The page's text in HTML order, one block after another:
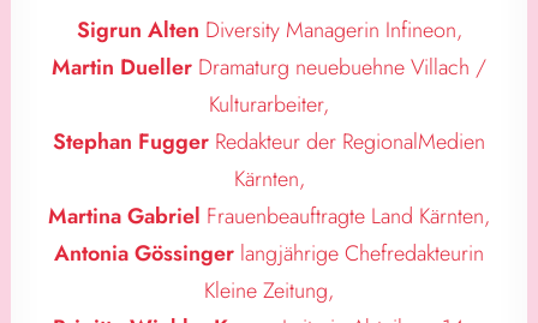
Sigrun Alten Diversity Managerin Infineon,
Martin Dueller Dramaturg neuebuehne Villach /
Kulturarbeiter,
Stephan Fugger Redakteur der RegionalMedien
Kärnten,
Martina Gabriel Frauenbeauftragte Land Kärnten,
Antonia Gössinger langjährige Chefredakteurin
Kleine Zeitung,